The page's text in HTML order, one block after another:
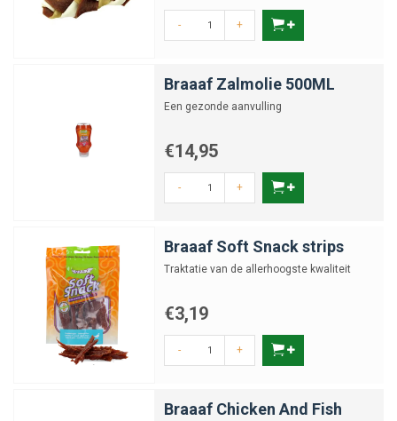
- +
Braaaf Zalmolie 500ML
Een gezonde aanvulling
€14,95
- +
Braaaf Soft Snack strips
Traktatie van de allerhoogste kwaliteit
€3,19
- +
Braaaf Chicken And Fish